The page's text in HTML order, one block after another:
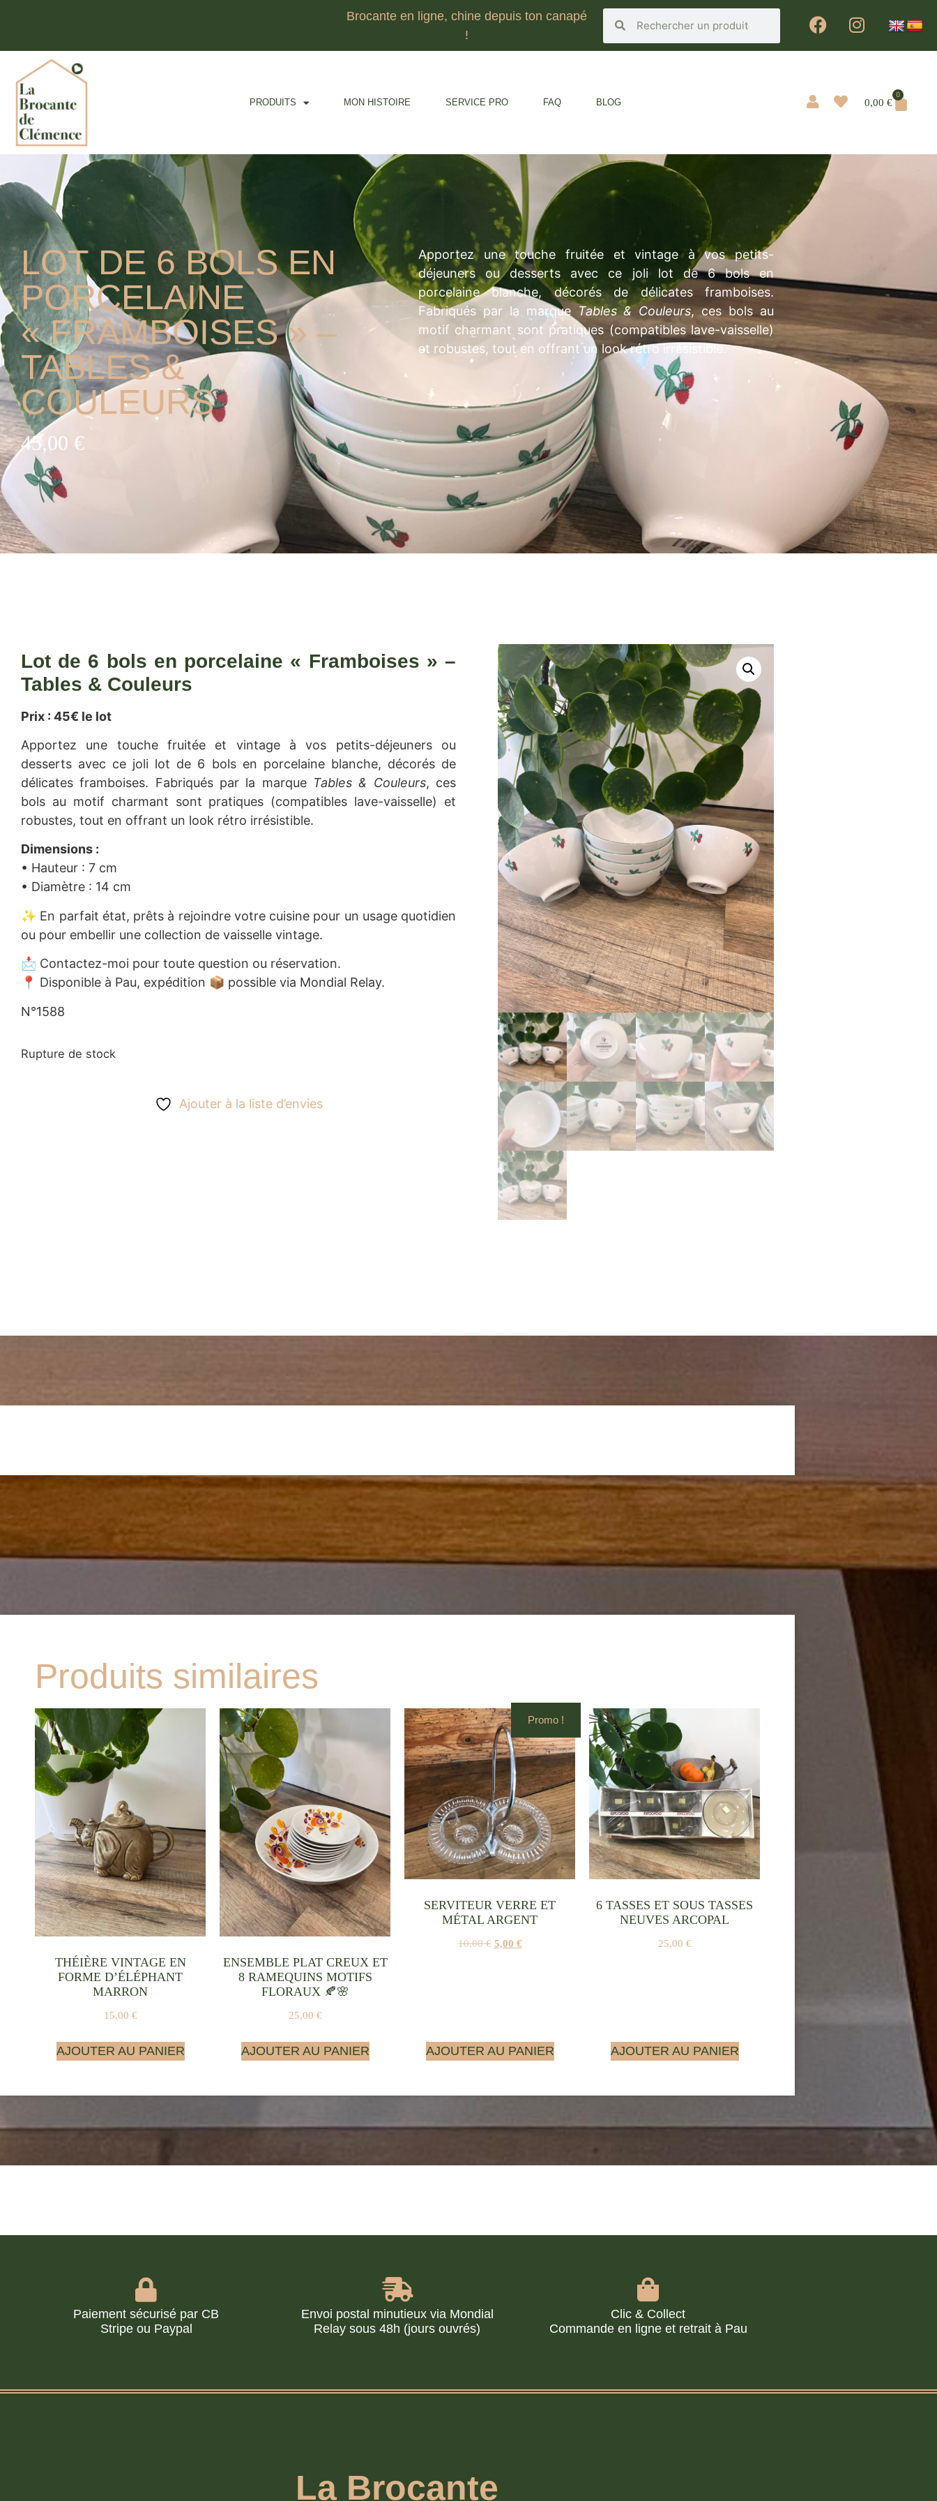
Brocante en ligne, chine depuis ton canapé
!
PRODUITS MON HISTOIRE SERVICE PRO FAQ BLOG 0,00€
0
LOT DE 6 BOLS EN
PORCELAINE
« FRAMBOISES » –
TABLES &
COULEURS
45,00 €
Apportez une touche fruitée et vintage à vos petits-
déjeuners ou desserts avec ce joli lot de 6 bols en
porcelaine blanche, décorés de délicates framboises.
Fabriqués par la marque Tables & Couleurs, ces bols au
motif charmant sont pratiques (compatibles lave-vaisselle)
et robustes, tout en offrant un look rétro irrésistible.
Lot de 6 bols en porcelaine « Framboises » –
Tables & Couleurs
Prix : 45€ le lot
Apportez une touche fruitée et vintage à vos petits-déjeuners ou
desserts avec ce joli lot de 6 bols en porcelaine blanche, décorés de
délicates framboises. Fabriqués par la marque Tables & Couleurs, ces
bols au motif charmant sont pratiques (compatibles lave-vaisselle) et
robustes, tout en offrant un look rétro irrésistible.
Dimensions :
• Hauteur : 7 cm
• Diamètre : 14 cm
✨ En parfait état, prêts à rejoindre votre cuisine pour un usage quotidien
ou pour embellir une collection de vaisselle vintage.
📩 Contactez-moi pour toute question ou réservation.
📍 Disponible à Pau, expédition 📦 possible via Mondial Relay.
N°1588
Rupture de stock
Ajouter à la liste d’envies
Produits similaires
THÉIÈRE VINTAGE EN
FORME D’ÉLÉPHANT
MARRON
15,00 €
AJOUTER AU PANIER
ENSEMBLE PLAT CREUX ET
8 RAMEQUINS MOTIFS
FLORAUX 🍂🌸
25,00 €
AJOUTER AU PANIER
Promo !
SERVITEUR VERRE ET
MÉTAL ARGENT
10,00€ 5,00 €
AJOUTER AU PANIER
6 TASSES ET SOUS TASSES
NEUVES ARCOPAL
25,00 €
AJOUTER AU PANIER
Paiement sécurisé par CB
Stripe ou Paypal
Envoi postal minutieux via Mondial
Relay sous 48h (jours ouvrés)
Clic & Collect
Commande en ligne et retrait à Pau
La Brocante